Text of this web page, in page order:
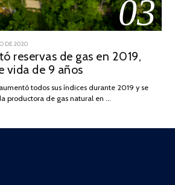
03
DE 2020
DE
JULIO
DE
reservas de gas en 2019,
vida de 9 años
todos sus índices durante 2019 y se
productora de gas natural en …